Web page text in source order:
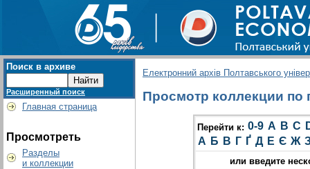
Поиск в архиве
Расширенный поиск
Главная страница
Просмотреть
Разделы
и коллекции
Електронний архів Полтавського
Просмотр коллекции по
Перейти к: 0-9 A B C
А Б В Г Ґ Д Е Є Ж
или введите